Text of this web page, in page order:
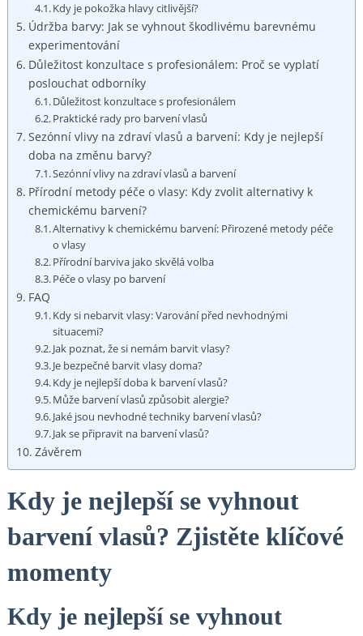
Kdy je pokožka hlavy citlivější?
Údržba ‍barvy: Jak se vyhnout škodlivému barevnému
experimentování
Důležitost konzultace s profesionálem: Proč​ se vyplatí
poslouchat​ odborníky
Důležitost konzultace s profesionálem
Praktické rady‌ pro ‌barvení vlasů
Sezónní⁢ vlivy⁣ na zdraví vlasů a barvení: ‌Kdy je nejlepší
doba na změnu barvy?
Sezónní vlivy na zdraví vlasů a barvení
Přírodní metody péče‌ o vlasy: Kdy zvolit⁣ alternativy k
chemickému barvení?
Alternativy k chemickému ⁤barvení: Přirozené⁢ metody péče
o vlasy
Přírodní barviva jako skvělá volba
Péče o vlasy po barvení
FAQ
Kdy ‌si nebarvit‍ vlasy: Varování před nevhodnými
situacemi?
Jak poznat, že si ⁤nemám barvit vlasy?
Je bezpečné barvit vlasy doma?
Kdy je nejlepší​ doba​ k barvení vlasů?
Může barvení vlasů způsobit ⁤alergie?
Jaké jsou ⁣nevhodné ⁢techniky barvení vlasů?
Jak ⁤se připravit ‍na barvení ⁤vlasů?
Závěrem
Kdy⁣ je‌ nejlepší se⁢ vyhnout
barvení vlasů? ⁢Zjistěte klíčové
momenty
Kdy je nejlepší se vyhnout